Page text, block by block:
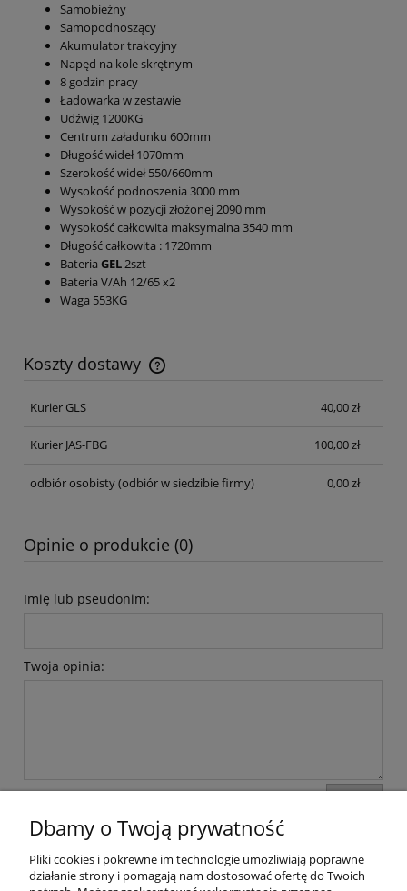
Samobieżny
Samopodnoszący
Akumulator trakcyjny
Napęd na kole skrętnym
8 godzin pracy
Ładowarka w zestawie
Udźwig 1200KG
Centrum załadunku 600mm
Długość wideł 1070mm
Szerokość wideł 550/660mm
Wysokość podnoszenia 3000 mm
Wysokość w pozycji złożonej 2090 mm
Wysokość całkowita maksymalna 3540 mm
Długość całkowita : 1720mm
Bateria GEL2szt
Bateria V/Ah 12/65 x2
Waga 553KG
Koszty dostawy
Cena nie zawiera ewentualnych kosztów płatności
Kurier GLS
40,00 zł
Kurier JAS-FBG 100,00 zł
odbiór osobisty(odbiór w siedzibie firmy) 0,00 zł
Opinie o produkcie (0)
Imię lub pseudonim:
Twoja opinia:
Moje konto
Dbamy o Twoją prywatność
Pliki cookies i pokrewne im technologie umożliwiają poprawne
działanie strony i pomagają nam dostosować ofertę do Twoich